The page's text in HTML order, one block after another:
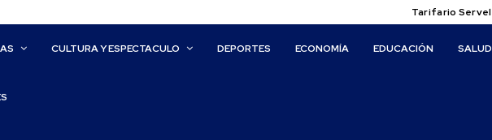
Tarifario Servel
CULTURA Y ESPECTACULO DEPORTES ECONOMÍA EDUCACIÓN SALUD